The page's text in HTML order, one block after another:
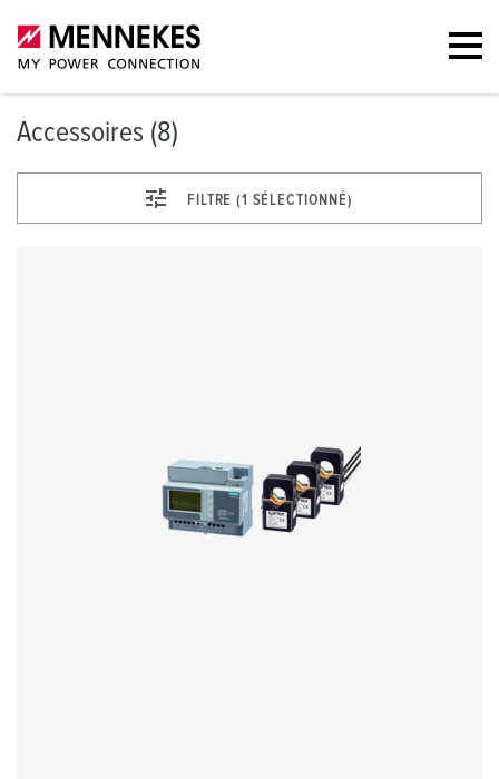
Accessoires (8)
FILTRE (1 SÉLECTIONNÉ)